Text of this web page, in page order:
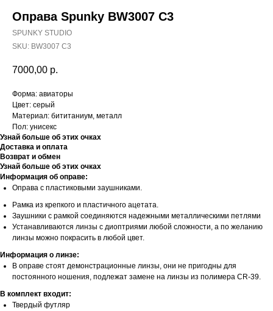
Оправа Spunky BW3007 C3
SPUNKY STUDIO
SKU: BW3007 C3
7000,00 р.
Форма: авиаторы
Цвет: серый
Материал: бититаниум, металл
Пол: унисекс
Узнай больше об этих очках
Доставка и оплата
Возврат и обмен
Узнай больше об этих очках
Информация об оправе:
Оправа с пластиковыми заушниками.
Рамка из крепкого и пластичного ацетата.
Заушники с рамкой соединяются надежными металлическими петлями
Устанавливаются линзы с диоптриями любой сложности, а по желанию
линзы можно покрасить в любой цвет.
Информация о линзе:
В оправе стоят демонстрационные линзы, они не пригодны для
постоянного ношения, подлежат замене на линзы из полимера CR-39.
В комплект входит:
Твердый футляр